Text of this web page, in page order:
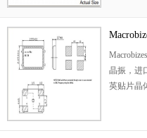
±50ppm
为：18
体积尺寸
美无源贴
振，该产
2石英晶
晶振，进
英贴片晶
范围：-